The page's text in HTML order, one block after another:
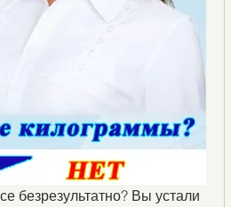
безрезультатно? Вы устали